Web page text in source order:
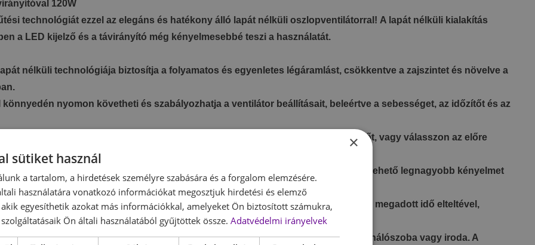
120W
technológiát ezzel az elegáns és hatékony álló lapát nélküli oszlopventilátorral! A lapát nélküli kialakítás
a LED kijelző és a távirányító még kényelmesebbé teszi a használatát.
nélküli technológiája biztosítja a folyamatos és egyenletes légáramlást, csökkentve a zajszintet és növelve a
nyomon követheti és szabályozhatja a ventilátor beállításait, beleértve a sebességet, az időzítőt és az
vezérelheti a ventilátort akár távolról is. Váltson sebességet, állítsa be az időzítőt, vagy válasszon az előre
kelnie.
sebességfokozattal és üzemmóddal rendelkezik, hogy minden helyzetben a lehető legnagyobb kényelmet
hűtés között.
előre beállítsa a ventilátor működési idejét, így az automatikusan kikapcsol a megadott idő elteltével,
modern kialakítása bármilyen belső térhez illeszkedik, legyen az nappali, hálószoba vagy iroda. A
×
sütiket használ
a tartalom, a hirdetések személyre szabására és a forgalom elemzésére.
használatára vonatkozó információkat megosztjuk hirdetési és elemző
egyesíthetik azokat más információkkal, amelyeket Ön biztosított számukra,
Ön általi használatából gyűjtöttek össze. Adatvédelmi irányelvek